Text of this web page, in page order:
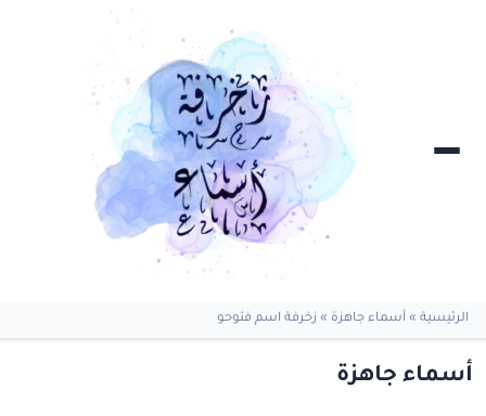
الرئيسية » أسماء جاهزة » زخرفة اسم فتوحو
أسماء جاهزة